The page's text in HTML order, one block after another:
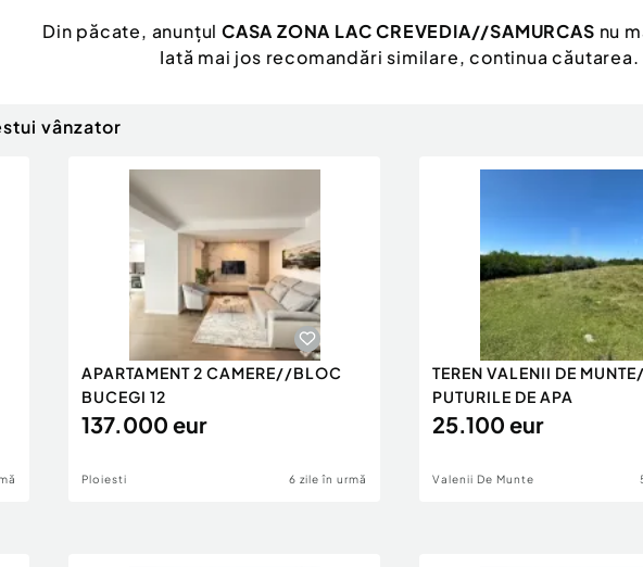
Din păcate, anunțulCASA ZONA LAC CREVEDIA//SAMURCAS nu
Iată mai jos recomandări similare, continua căutarea.
vânzator
APARTAMENT 2 CAMERE//BLOC
BUCEGI 12
137.000 eur
Ploiesti 6 zile în urmă
TEREN VALENII DE
PUTURILE DE APA
25.100 eur
Valenii De Munte